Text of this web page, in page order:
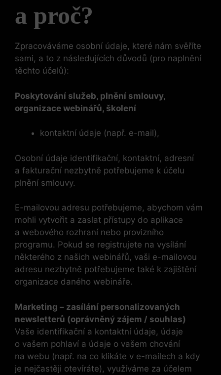
a proč?
Zpracováváme osobní údaje, které nám svěříte
sami, a to z následujících důvodů (pro naplnění
těchto účelů):
Poskytování služeb, plnění smlouvy,
organizace webinářů, školení
kontaktní údaje (např. e-mail),
Osobní údaje identifikační, kontaktní, adresní
a fakturační nezbytně potřebujeme k účelu
plnění smlouvy.
E-mailovou adresu potřebujeme, abychom vám
mohli vytvořit a zaslat přístupy do aplikace
a webového rozhraní nebo provizního
programu. Pokud se registrujete na vysílání
některého z našich webinářů, vaši e-mailovou
adresu nezbytně potřebujeme také k zajištění
organizace daného webináře.
Marketing – zasílání personalizovaných
newsletterů (oprávněný zájem / souhlas)
Vaše identifikační a kontaktní údaje, údaje
o vašem pohlaví a údaje o vašem chování
na webu (např. na co klikáte v e-mailech a kdy
je nejčastěji otevíráte), využíváme za účelem